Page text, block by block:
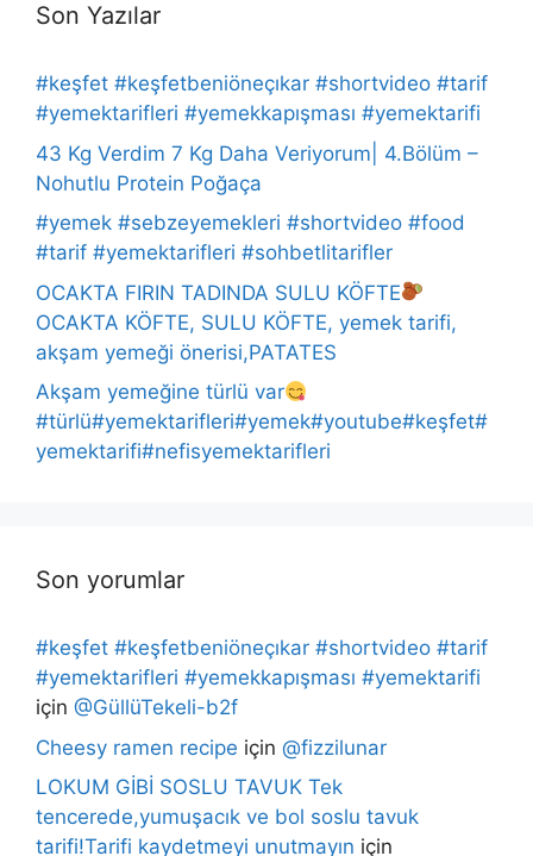
Son Yazılar
#keşfet #keşfetbeniöneçıkar #shortvideo #tarif
#yemektarifleri #yemekkapışması #yemektarifi
43 Kg Verdim 7 Kg Daha Veriyorum| 4.Bölüm –
Nohutlu Protein Poğaça
#yemek #sebzeyemekleri #shortvideo #food
#tarif #yemektarifleri #sohbetlitarifler
OCAKTA FIRIN TADINDA SULU KÖFTE
OCAKTA KÖFTE, SULU KÖFTE, yemek tarifi,
akşam yemeği önerisi,PATATES
Akşam yemeğine türlü var
#türlü#yemektarifleri#yemek#youtube#keşfet#
yemektarifi#nefisyemektarifleri
Son yorumlar
#keşfet #keşfetbeniöneçıkar #shortvideo #tarif
#yemektarifleri #yemekkapışması #yemektarifi
için @GüllüTekeli-b2f
Cheesy ramen recipe için @fizzilunar
LOKUM GİBİ SOSLU TAVUK Tek
tencerede,yumuşacık ve bol soslu tavuk
tarifi!Tarifi kaydetmeyi unutmayın için